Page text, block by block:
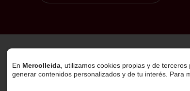
En Mercolleida , utilizamos cookies propias y de
generar contenidos personalizados y de tu interés. Para